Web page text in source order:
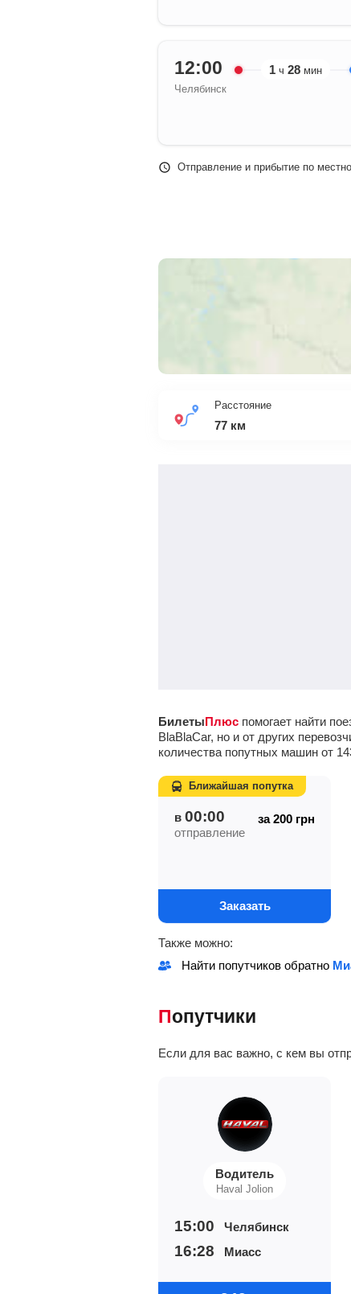
12:00
Челябинск
1 ч 28 мин
Отправление и прибытие по
Расстояние
77 км
БилетыПлюс помогает найти
BlaBlaCar, но и от других
количества попутных машин от
в 00:00 за 200 грн
отправление
Заказать
Ближайшая попутка
Также можно:
Найти попутчиков обратно
Попутчики
Если для вас важно, с кем вы
Водитель
Haval Jolion
15:00 Челябинск
16:28 Миасс